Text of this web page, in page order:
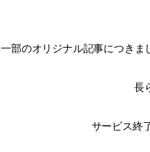
一部のオリジナル記事につきま
長
サービス終